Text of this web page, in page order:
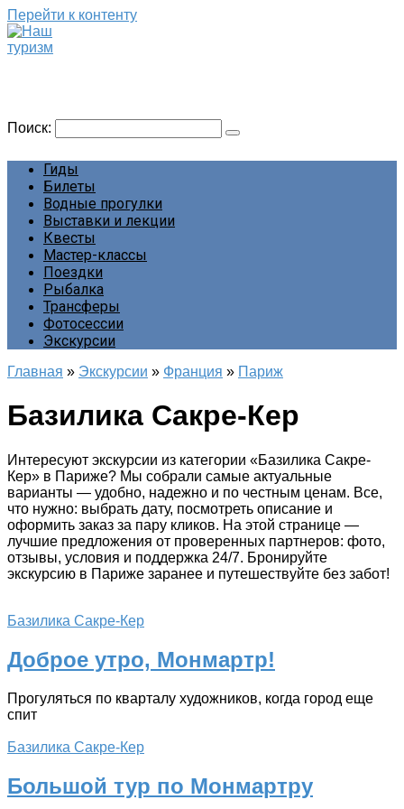
Перейти к контенту
Поиск:
Гиды
Билеты
Водные прогулки
Выставки и лекции
Квесты
Мастер-классы
Поездки
Рыбалка
Трансферы
Фотосессии
Экскурсии
Главная » Экскурсии » Франция » Париж
Базилика Сакре-Кер
Интересуют экскурсии из категории «Базилика Сакре-
Кер» в Париже? Мы собрали самые актуальные
варианты — удобно, надежно и по честным ценам. Все,
что нужно: выбрать дату, посмотреть описание и
оформить заказ за пару кликов. На этой странице —
лучшие предложения от проверенных партнеров: фото,
отзывы, условия и поддержка 24/7. Бронируйте
экскурсию в Париже заранее и путешествуйте без забот!
Базилика Сакре-Кер
Доброе утро, Монмартр!
Прогуляться по кварталу художников, когда город еще
спит
Базилика Сакре-Кер
Большой тур по Монмартру